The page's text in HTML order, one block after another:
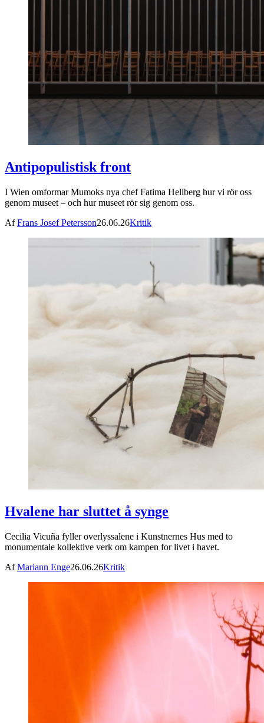
Antipopulistisk front
I Wien omformar Mumoks nya chef Fatima Hellberg hur vi rör oss
genom museet – och hur museet rör sig genom oss.
AfFrans Josef Petersson26.06.26Kritik
Hvalene har sluttet å synge
Cecilia Vicuña fyller overlyssalene i Kunstnernes Hus med to
monumentale kollektive verk om kampen for livet i havet.
AfMariann Enge26.06.26Kritik